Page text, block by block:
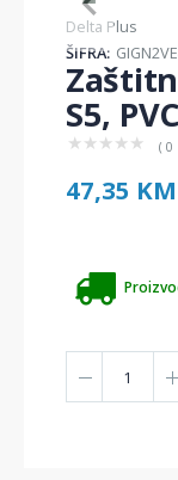
Item
1
of
1
Delta Plus
ŠIFRA:
S5,
★ ★ ★ ★ ★ ( 0
47,35 KM